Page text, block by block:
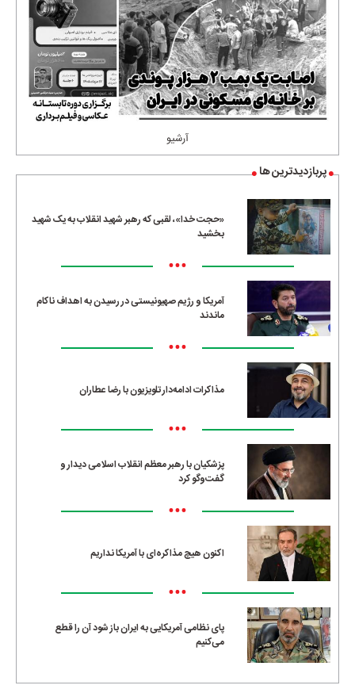
آرشیو
پربازدیدترین ها
«حجت خدا»، لقبی که رهبر شهید انقلاب به یک شهید
بخشید
•••
آمریکا و رژیم صهیونیستی در رسیدن به اهداف ناکام
ماندند
•••
مذاکرات ادامه‌دار تلویزیون با رضا عطاران
•••
پزشکیان با رهبر معظم انقلاب اسلامی دیدار و
گفت‌وگو کرد
•••
اکنون هیچ مذاکره‌ای با آمریکا نداریم
•••
پای نظامی آمریکایی به ایران باز شود آن را قطع
می‌کنیم